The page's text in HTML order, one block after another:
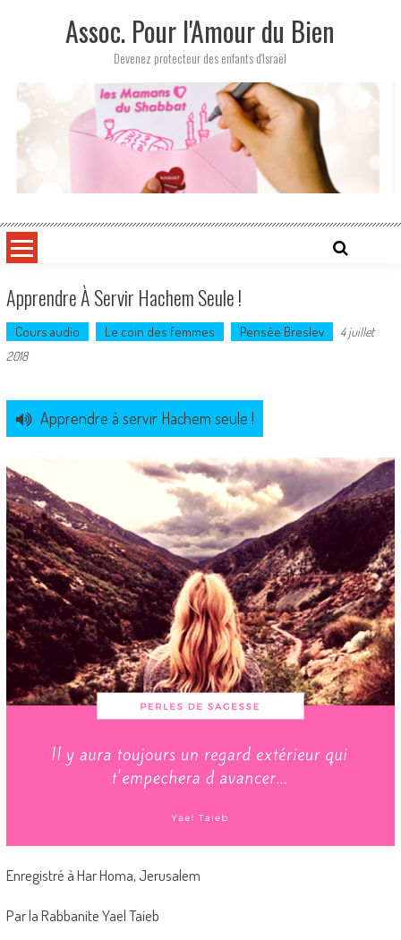
Assoc. Pour l'Amour du Bien
Devenez protecteur des enfants d'Israël
Apprendre À Servir Hachem Seule !
Cours audio Le coin des femmes Pensée Breslev
4 juillet
2018
Apprendre à servir Hachem seule !
Enregistré à Har Homa, Jerusalem
Par la Rabbanite Yael Taieb